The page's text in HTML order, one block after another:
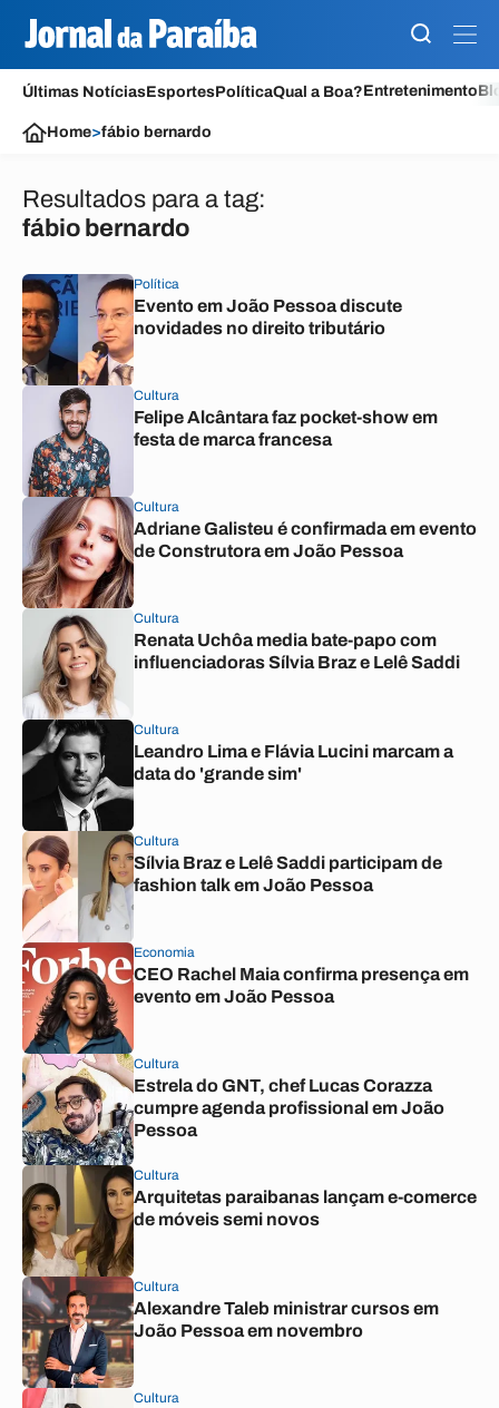
Últimas NotíciasEsportesPolíticaQual a Boa?Entretenimento
Home>fábio bernardo
Resultados para a tag:
fábio bernardo
Política
Evento em João Pessoa discute
novidades no direito tributário
Cultura
Felipe Alcântara faz pocket-show em
festa de marca francesa
Cultura
Adriane Galisteu é confirmada em evento
de Construtora em João Pessoa
Cultura
Renata Uchôa media bate-papo com
influenciadoras Sílvia Braz e Lelê Saddi
Cultura
Leandro Lima e Flávia Lucini marcam a
data do 'grande sim'
Cultura
Sílvia Braz e Lelê Saddi participam de
fashion talk em João Pessoa
Economia
CEO Rachel Maia confirma presença em
evento em João Pessoa
Cultura
Estrela do GNT, chef Lucas Corazza
cumpre agenda profissional em João
Pessoa
Cultura
Arquitetas paraibanas lançam e-comerce
de móveis semi novos
Cultura
Alexandre Taleb ministrar cursos em
João Pessoa em novembro
Cultura